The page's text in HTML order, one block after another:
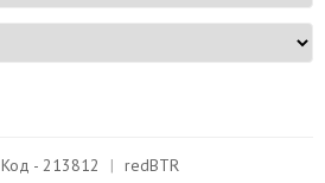
Код - 213812 | redBTR